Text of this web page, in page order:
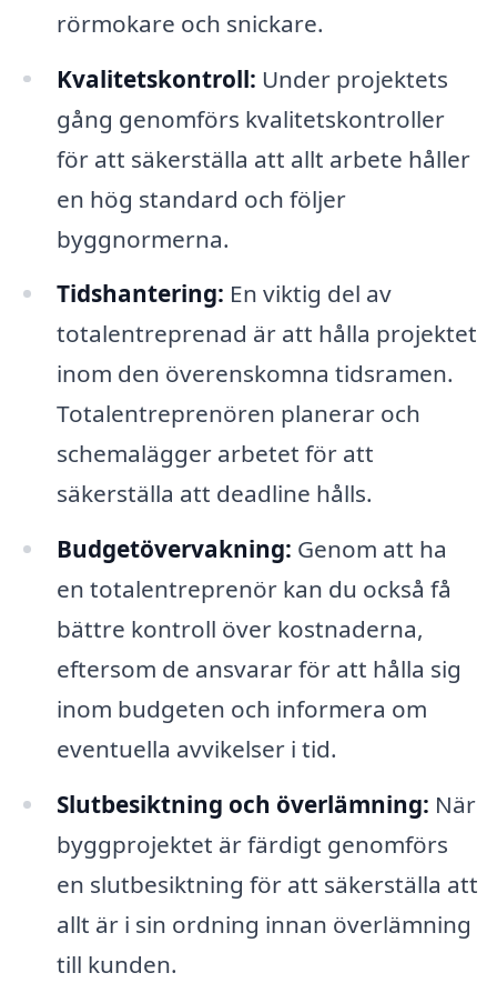
rörmokare och snickare.
Kvalitetskontroll: Under projektets
gång genomförs kvalitetskontroller
för att säkerställa att allt arbete håller
en hög standard och följer
byggnormerna.
Tidshantering: En viktig del av
totalentreprenad är att hålla projektet
inom den överenskomna tidsramen.
Totalentreprenören planerar och
schemalägger arbetet för att
säkerställa att deadline hålls.
Budgetövervakning: Genom att ha
en totalentreprenör kan du också få
bättre kontroll över kostnaderna,
eftersom de ansvarar för att hålla sig
inom budgeten och informera om
eventuella avvikelser i tid.
Slutbesiktning och överlämning: När
byggprojektet är färdigt genomförs
en slutbesiktning för att säkerställa att
allt är i sin ordning innan överlämning
till kunden.